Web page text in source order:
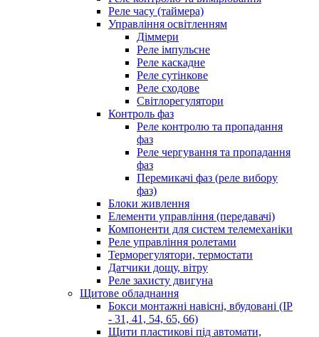
Реле часу (таймера)
Управління освітленням
Діммери
Реле імпульсне
Реле каскадне
Реле сутінкове
Реле сходове
Світлорегулятори
Контроль фаз
Реле контролю та пропадання
фаз
Реле чергування та пропадання
фаз
Перемикачі фаз (реле вибору
фаз)
Блоки живлення
Елементи управління (передавачі)
Компоненти для систем телемеханіки
Реле управління ролетами
Терморегулятори, термостати
Датчики дощу, вітру
Реле захисту двигуна
Щитове обладнання
Бокси монтажні навісні, вбудовані (IP
- 31, 41, 54, 65, 66)
Щити пластикові під автомати,